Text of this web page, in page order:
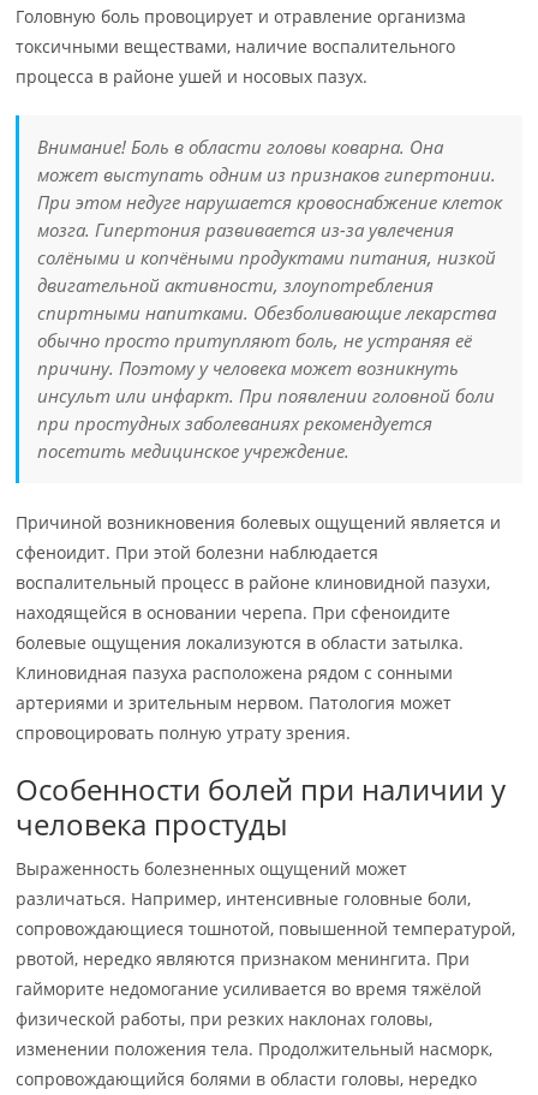
Головную боль провоцирует и отравление организма
токсичными веществами, наличие воспалительного
процесса в районе ушей и носовых пазух.
Внимание! Боль в области головы коварна. Она
может выступать одним из признаков гипертонии.
При этом недуге нарушается кровоснабжение клеток
мозга. Гипертония развивается из-за увлечения
солёными и копчёными продуктами питания, низкой
двигательной активности, злоупотребления
спиртными напитками. Обезболивающие лекарства
обычно просто притупляют боль, не устраняя её
причину. Поэтому у человека может возникнуть
инсульт или инфаркт. При появлении головной боли
при простудных заболеваниях рекомендуется
посетить медицинское учреждение.
Причиной возникновения болевых ощущений является и
сфеноидит. При этой болезни наблюдается
воспалительный процесс в районе клиновидной пазухи,
находящейся в основании черепа. При сфеноидите
болевые ощущения локализуются в области затылка.
Клиновидная пазуха расположена рядом с сонными
артериями и зрительным нервом. Патология может
спровоцировать полную утрату зрения.
Особенности болей при наличии у
человека простуды
Выраженность болезненных ощущений может
различаться. Например, интенсивные головные боли,
сопровождающиеся тошнотой, повышенной температурой,
рвотой, нередко являются признаком менингита. При
гайморите недомогание усиливается во время тяжёлой
физической работы, при резких наклонах головы,
изменении положения тела. Продолжительный насморк,
сопровождающийся болями в области головы, нередко